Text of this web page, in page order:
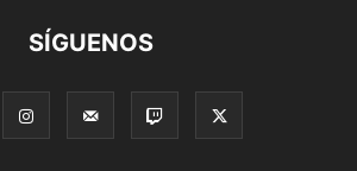
SÍGUENOS